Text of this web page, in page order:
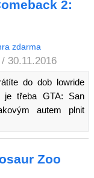
2:
/ 30.11.2016
do dob lowride
třeba GTA: San
autem plnit
Zoo